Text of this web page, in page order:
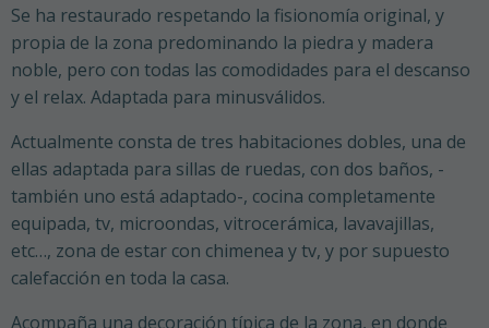
Se ha restaurado respetando la fisionomía original, y
propia de la zona predominando la piedra y madera
noble, pero con todas las comodidades para el descanso
y el relax. Adaptada para minusválidos.
Actualmente consta de tres habitaciones dobles, una de
ellas adaptada para sillas de ruedas, con dos baños, -
también uno está adaptado-, cocina completamente
equipada, tv, microondas, vitrocerámica, lavavajillas,
etc…, zona de estar con chimenea y tv, y por supuesto
calefacción en toda la casa.
Acompaña una decoración típica de la zona, en donde
Estas
cookies no
son
opcionales.
Son
necesarias
funcione la